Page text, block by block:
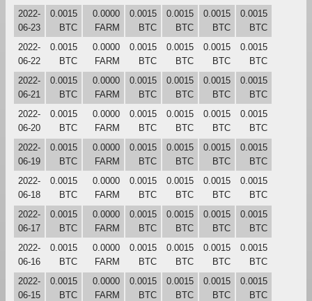
2022-
06-23
0.0015
BTC
0.0000
FARM
0.0015
BTC
0.0015
BTC
0.0015
BTC
0.0015
BTC
2022-
06-22
0.0015
BTC
0.0000
FARM
0.0015
BTC
0.0015
BTC
0.0015
BTC
0.0015
BTC
2022-
06-21
0.0015
BTC
0.0000
FARM
0.0015
BTC
0.0015
BTC
0.0015
BTC
0.0015
BTC
2022-
06-20
0.0015
BTC
0.0000
FARM
0.0015
BTC
0.0015
BTC
0.0015
BTC
0.0015
BTC
2022-
06-19
0.0015
BTC
0.0000
FARM
0.0015
BTC
0.0015
BTC
0.0015
BTC
0.0015
BTC
2022-
06-18
0.0015
BTC
0.0000
FARM
0.0015
BTC
0.0015
BTC
0.0015
BTC
0.0015
BTC
2022-
06-17
0.0015
BTC
0.0000
FARM
0.0015
BTC
0.0015
BTC
0.0015
BTC
0.0015
BTC
2022-
06-16
0.0015
BTC
0.0000
FARM
0.0015
BTC
0.0015
BTC
0.0015
BTC
0.0015
BTC
2022-
06-15
0.0015
BTC
0.0000
FARM
0.0015
BTC
0.0015
BTC
0.0015
BTC
0.0015
BTC